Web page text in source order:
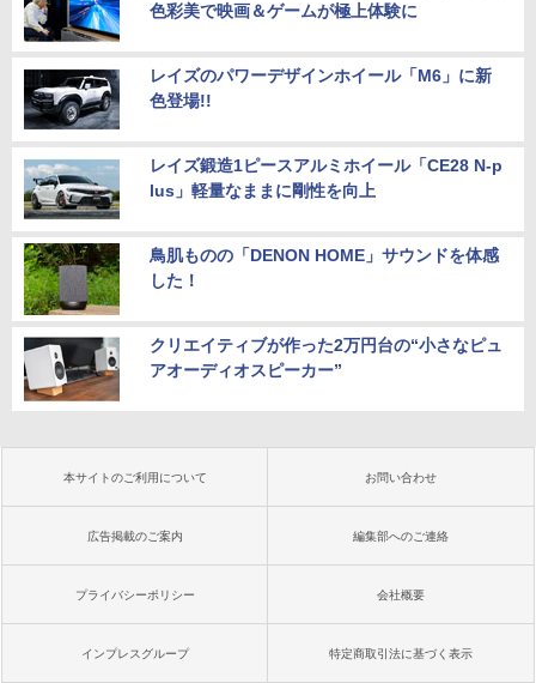
色彩美で映画＆ゲームが極上体験に
レイズのパワーデザインホイール「M6」に新
色登場!!
レイズ鍛造1ピースアルミホイール「CE28 N-p
lus」軽量なままに剛性を向上
鳥肌ものの「DENON HOME」サウンドを体感
した！
クリエイティブが作った2万円台の“小さなピュ
アオーディオスピーカー”
本サイトのご利用について お問い合わせ
広告掲載のご案内 編集部へのご連絡
プライバシーポリシー 会社概要
インプレスグループ 特定商取引法に基づく表示